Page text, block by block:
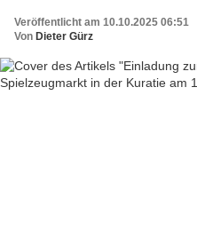
Veröffentlicht am 10.10.2025 06:51
Von Dieter Gürz